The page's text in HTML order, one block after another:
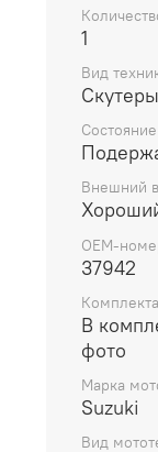
1
Вид
Скутеры
Состояние
Внешний
OEM-
37942
В
фото
Марка
Suzuki
Вид